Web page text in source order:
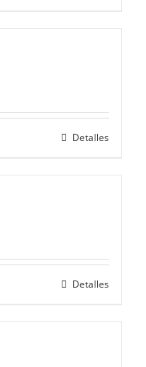
Detalles
Detalles